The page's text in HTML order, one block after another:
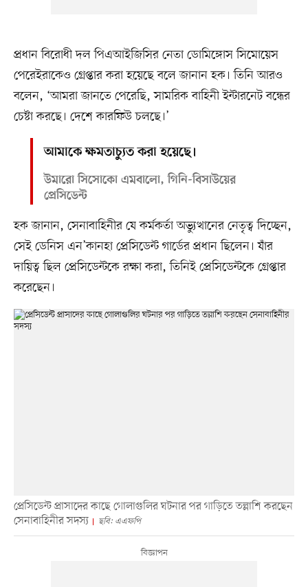
প্রধান বিরোধী দল পিএআইজিসির নেতা ডোমিঙ্গোস সিমোয়েস
পেরেইরাকেও গ্রেপ্তার করা হয়েছে বলে জানান হক। তিনি আরও
বলেন, ‘আমরা জানতে পেরেছি, সামরিক বাহিনী ইন্টারনেট বন্ধের
চেষ্টা করছে। দেশে কারফিউ চলছে।’
আমাকে ক্ষমতাচ্যুত করা হয়েছে।
উমারো সিসোকো এমবালো, গিনি-বিসাউয়ের
প্রেসিডেন্ট
হক জানান, সেনাবাহিনীর যে কর্মকর্তা অভ্যুত্থানের নেতৃত্ব দিচ্ছেন,
সেই ডেনিস এন’কানহা প্রেসিডেন্ট গার্ডের প্রধান ছিলেন। যাঁর
দায়িত্ব ছিল প্রেসিডেন্টকে রক্ষা করা, তিনিই প্রেসিডেন্টকে গ্রেপ্তার
করেছেন।
প্রেসিডেন্ট প্রাসাদের কাছে গোলাগুলির ঘটনার পর গাড়িতে তল্লাশি করছেন
সেনাবাহিনীর সদস্য
ছবি: এএফপি